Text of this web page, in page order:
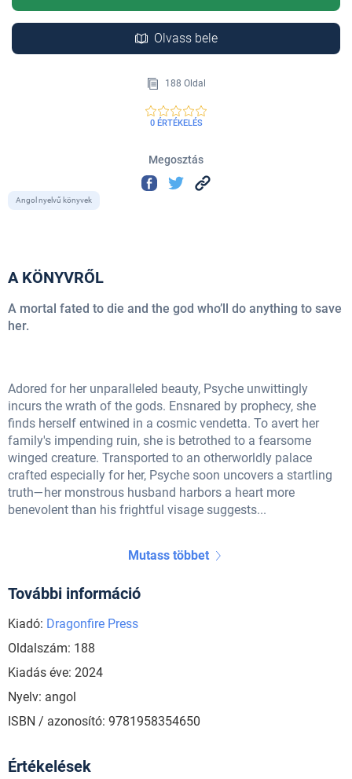
Olvass bele
188 Oldal
0 ÉRTÉKELÉS
Megosztás
Angol nyelvű könyvek
A KÖNYVRŐL
A mortal fated to die and the god who’ll do anything to save
her.
Adored for her unparalleled beauty, Psyche unwittingly
incurs the wrath of the gods. Ensnared by prophecy, she
finds herself entwined in a cosmic vendetta. To avert her
family's impending ruin, she is betrothed to a fearsome
winged creature. Transported to an otherworldly palace
crafted especially for her, Psyche soon uncovers a startling
truth—her monstrous husband harbors a heart more
benevolent than his frightful visage suggests...
Mutass többet
További információ
Kiadó: Dragonfire Press
Oldalszám: 188
Kiadás éve: 2024
Nyelv: angol
ISBN / azonosító: 9781958354650
Értékelések